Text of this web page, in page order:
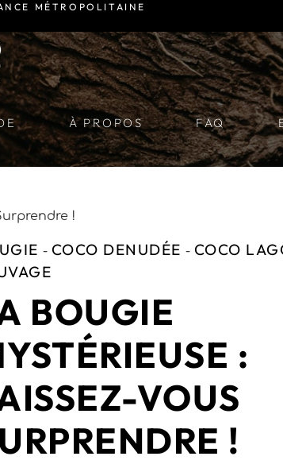
MÉTROPOLITAINE
À PROPOS FAQ
!
- COCO DENUDÉE - COCO
BOUGIE
:
VOUS
!